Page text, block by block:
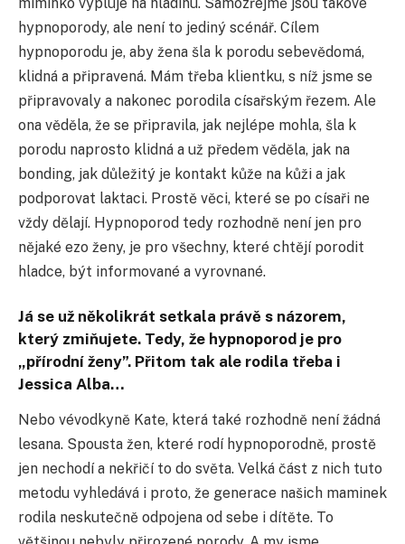
hypnoporody, ale není to jediný scénář. Cílem
hypnoporodu je, aby žena šla k porodu sebevědomá,
klidná a připravená. Mám třeba klientku, s níž jsme se
připravovaly a nakonec porodila císařským řezem. Ale
ona věděla, že se připravila, jak nejlépe mohla, šla k
porodu naprosto klidná a už předem věděla, jak na
bonding, jak důležitý je kontakt kůže na kůži a jak
podporovat laktaci. Prostě věci, které se po císaři ne
vždy dělají. Hypnoporod tedy rozhodně není jen pro
nějaké ezo ženy, je pro všechny, které chtějí porodit
hladce, být informované a vyrovnané.
Já se už několikrát setkala právě s názorem,
který zmiňujete. Tedy, že hypnoporod je pro
„přírodní ženy”. Přitom tak ale rodila třeba i
Jessica Alba…
Nebo vévodkyně Kate, která také rozhodně není žádná
lesana. Spousta žen, které rodí hypnoporodně, prostě
jen nechodí a nekřičí to do světa. Velká část z nich tuto
metodu vyhledává i proto, že generace našich maminek
rodila neskutečně odpojena od sebe i dítěte. To